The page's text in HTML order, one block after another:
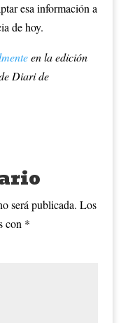
esa información a
de hoy.
en la edición
Diari de
será publicada. Los
con *